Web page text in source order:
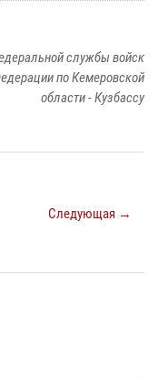
службы войск
по Кемеровской
области - Кузбассу
Следующая →